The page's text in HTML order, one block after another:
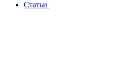
Статьи